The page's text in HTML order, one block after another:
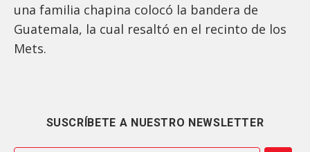
una familia chapina colocó la bandera de
Guatemala, la cual resaltó en el recinto de los
Mets.
SUSCRÍBETE A NUESTRO NEWSLETTER